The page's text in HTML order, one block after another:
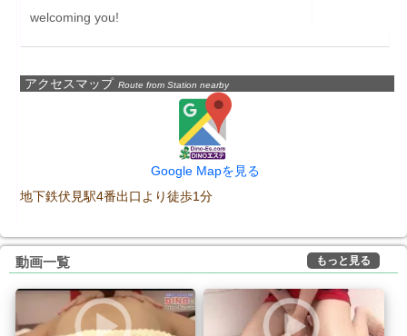
welcoming you!
アクセスマップ Route from Station nearby
Google Mapを見る
地下鉄伏見駅4番出口より徒歩1分
動画一覧 もっと見る